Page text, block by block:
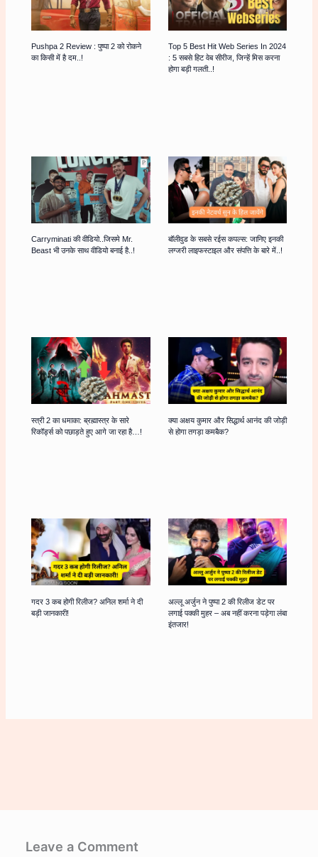
Pushpa 2 Review : पुष्पा 2 को रोकने
का किसी में है दम..!
Top 5 Best Hit Web Series In 2024
: 5 सबसे हिट वेब सीरीज, जिन्हें मिस करना
होगा बड़ी गलती..!
Carryminati की वीडियो..जिसमे Mr.
Beast भी उनके साथ वीडियो बनाई है..!
बॉलीवुड के सबसे रईस कपल्स: जानिए इनकी
लग्जरी लाइफस्टाइल और संपत्ति के बारे में..!
स्त्री 2 का धमाका: ब्रह्मास्त्र के सारे
रिकॉर्ड्स को पछाड़ते हुए आगे जा रहा है…!
क्या अक्षय कुमार और सिद्धार्थ आनंद की जोड़ी
से होगा तगड़ा कमबैक?
गदर 3 कब होगी रिलीज? अनिल शर्मा ने दी
बड़ी जानकारी!
अल्लू अर्जुन ने पुष्पा 2 की रिलीज डेट पर
लगाई पक्की मुहर – अब नहीं करना पड़ेगा लंबा
इंतजार!
Leave a Comment